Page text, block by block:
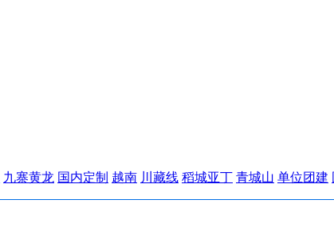
九寨黄龙 国内定制 越南 川藏线 稻城亚丁 青城山 单位团建